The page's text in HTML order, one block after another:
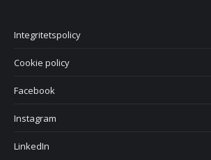
Integritetspolicy
Cookie policy
Facebook
Instagram
LinkedIn